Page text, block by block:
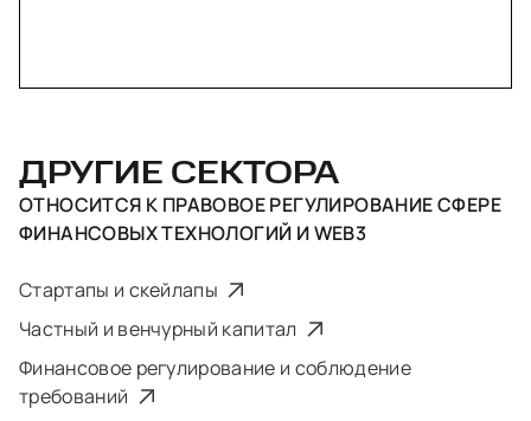
ДРУГИЕ СЕКТОРА
ОТНОСИТСЯ К ПРАВОВОЕ РЕГУЛИРОВАНИЕ СФЕРЕ
ФИНАНСОВЫХ ТЕХНОЛОГИЙ И WEB3
Стартапы и скейлапы
Частный и венчурный капитал
Финансовое регулирование и соблюдение
требований